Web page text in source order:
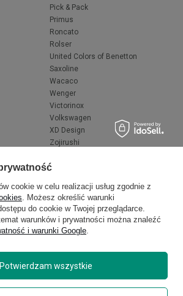
Pick & Pack
Primus
Roncato
Rolser
United Colors of Benetton
Saxoline
Wacaco
Wenger
Victorinox
Volkswagen
XD Design
Zojirushi
VANS
delcaso.pl. Wszelkie prawa zastrzeżone.
cookie w celu realizacji usług zgodnie z
. Możesz określić warunki
do cookie w Twojej przeglądarce.
warunków i prywatności można znaleźć
i warunki Google.
Potwierdzam wszystkie